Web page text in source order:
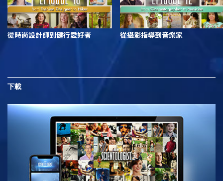
從時尚設計師到健行愛好者 從攝影指導到音樂家
下載